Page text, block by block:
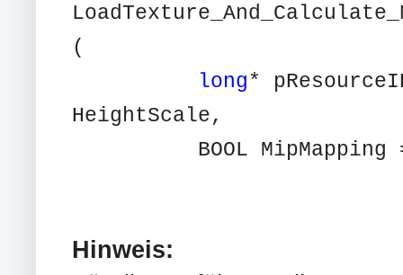
(
long*
HeightScale,
BOOL MipMapping =
Hinweis: